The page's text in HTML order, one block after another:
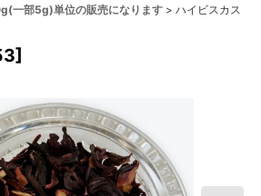
一部5g)単位の販売になります > ハイビスカス
]